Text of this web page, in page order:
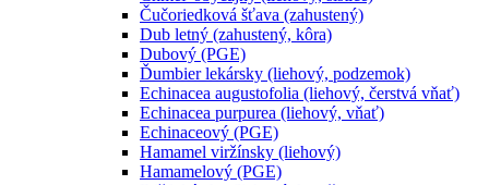
Čučoriedková šťava (zahustený)
Dub letný (zahustený, kôra)
Dubový (PGE)
Ďumbier lekársky (liehový, podzemok)
Echinacea augustofolia (liehový, čerstvá vňať)
Echinacea purpurea (liehový, vňať)
Echinaceový (PGE)
Hamamel viržínsky (liehový)
Hamamelový (PGE)